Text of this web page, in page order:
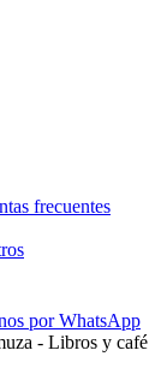
frecuentes
por WhatsApp
- Libros y café